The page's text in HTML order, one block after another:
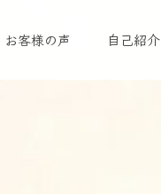
お客様の声 自己紹介